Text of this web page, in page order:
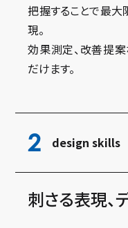
把握することで最
現。
効果測定、改善提
だけます。
2 design skills
刺さる表現、